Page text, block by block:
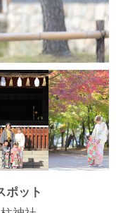
ポット